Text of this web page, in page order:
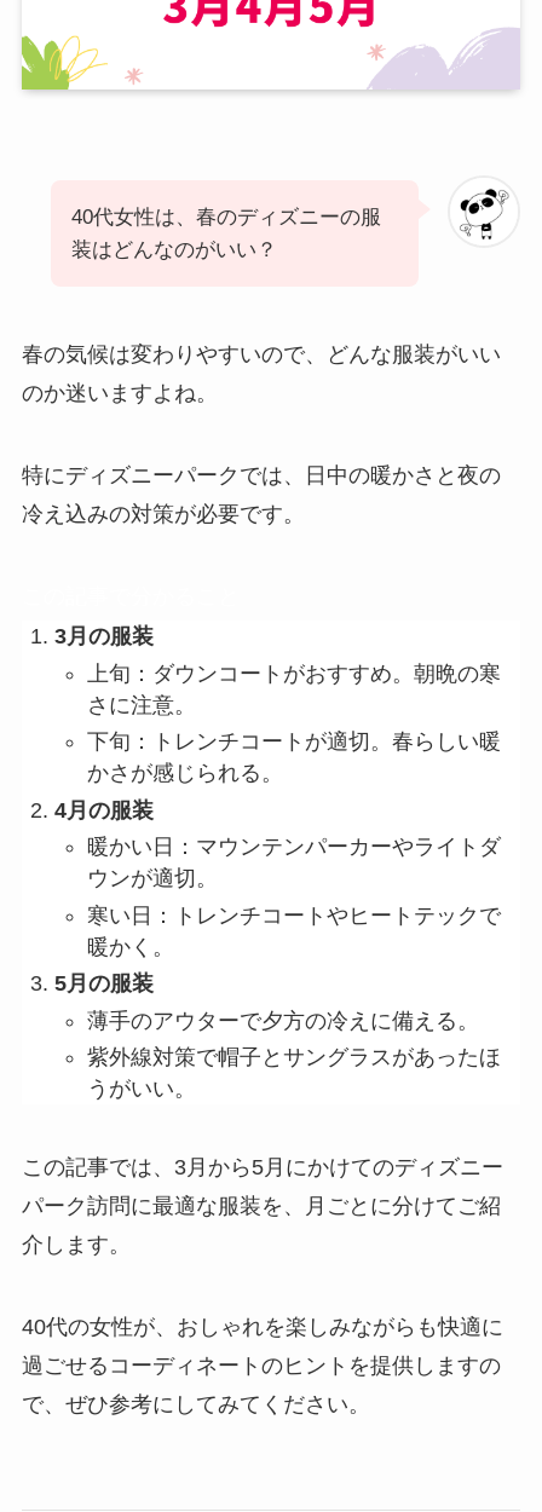
40代女性は、春のディズニーの服
装はどんなのがいい？
春の気候は変わりやすいので、どんな服装がいい
のか迷いますよね。
特にディズニーパークでは、日中の暖かさと夜の
冷え込みの対策が必要です。
3月の服装
上旬：ダウンコートがおすすめ。朝晩の寒
さに注意。
下旬：トレンチコートが適切。春らしい暖
かさが感じられる。
4月の服装
暖かい日：マウンテンパーカーやライトダ
ウンが適切。
寒い日：トレンチコートやヒートテックで
暖かく。
5月の服装
薄手のアウターで夕方の冷えに備える。
紫外線対策で帽子とサングラスがあったほ
うがいい。
この記事では、3月から5月にかけてのディズニー
パーク訪問に最適な服装を、月ごとに分けてご紹
介します。
40代の女性が、おしゃれを楽しみながらも快適に
過ごせるコーディネートのヒントを提供しますの
で、ぜひ参考にしてみてください。